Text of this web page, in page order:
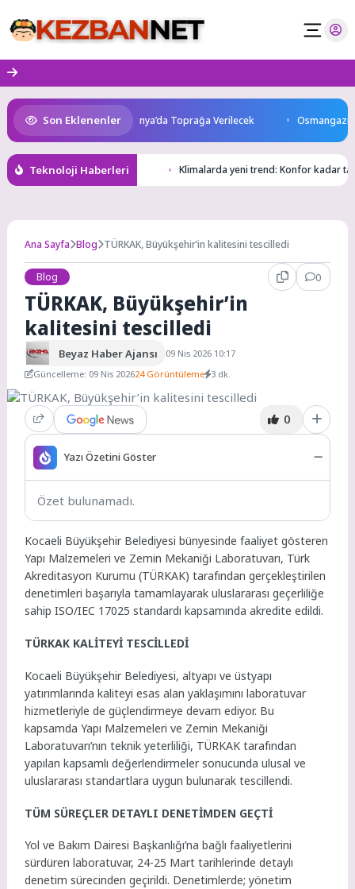
to
content
Son Eklenenler
Kaybetti: Kuzey Makedonya’da Toprağa Verilecek Osmangazi’de
Teknoloji Haberleri Klimalarda yeni trend: Konfor kadar
Ana Sayfa Blog TÜRKAK, Büyükşehir’in kalitesini tescilledi
Blog 0
TÜRKAK, Büyükşehir’in
kalitesini tescilledi
Beyaz Haber Ajansı
09 Nis 2026 10:17
Güncelleme: 09 Nis 202624 Görüntüleme 3 dk.
0
Yazı Özetini Göster
Özet bulunamadı.
Kocaeli Büyükşehir Belediyesi bünyesinde faaliyet gösteren
Yapı Malzemeleri ve Zemin Mekaniği Laboratuvarı, Türk
Akreditasyon Kurumu (TÜRKAK) tarafından gerçekleştirilen
denetimleri başarıyla tamamlayarak uluslararası geçerliliğe
sahip ISO/IEC 17025 standardı kapsamında akredite edildi.
TÜRKAK KALİTEYİ TESCİLLEDİ
Kocaeli Büyükşehir Belediyesi, altyapı ve üstyapı
yatırımlarında kaliteyi esas alan yaklaşımını laboratuvar
hizmetleriyle de güçlendirmeye devam ediyor. Bu
kapsamda Yapı Malzemeleri ve Zemin Mekaniği
Laboratuvarı’nın teknik yeterliliği, TÜRKAK tarafından
yapılan kapsamlı değerlendirmeler sonucunda ulusal ve
uluslararası standartlara uygun bulunarak tescillendi.
TÜM SÜREÇLER DETAYLI DENETİMDEN GEÇTİ
Yol ve Bakım Dairesi Başkanlığı’na bağlı faaliyetlerini
sürdüren laboratuvar, 24-25 Mart tarihlerinde detaylı
denetim sürecinden geçirildi. Denetimlerde; yönetim